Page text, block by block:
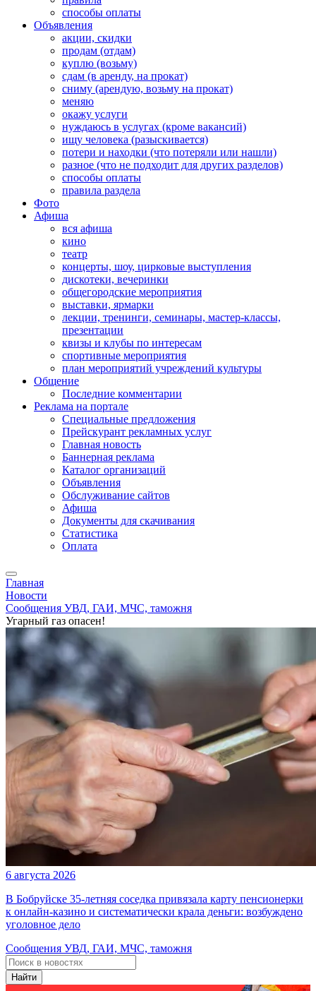
способы оплаты
Объявления
акции, скидки
продам (отдам)
куплю (возьму)
сдам (в аренду, на прокат)
сниму (арендую, возьму на прокат)
меняю
окажу услуги
нуждаюсь в услугах (кроме вакансий)
ищу человека (разыскивается)
потери и находки (что потеряли или нашли)
разное (что не подходит для других разделов)
способы оплаты
правила раздела
Фото
Афиша
вся афиша
кино
театр
концерты, шоу, цирковые выступления
дискотеки, вечеринки
общегородские мероприятия
выставки, ярмарки
лекции, тренинги, семинары, мастер-классы,
презентации
квизы и клубы по интересам
спортивные мероприятия
план мероприятий учреждений культуры
Общение
Последние комментарии
Реклама на портале
Специальные предложения
Прейскурант рекламных услуг
Главная новость
Баннерная реклама
Каталог организаций
Объявления
Обслуживание сайтов
Афиша
Документы для скачивания
Статистика
Оплата
Главная
Новости
Сообщения УВД, ГАИ, МЧС, таможня
Угарный газ опасен!
6 августа 2026
В Бобруйске 35-летняя соседка привязала карту пенсионерки
к онлайн-казино и систематически крала деньги: возбуждено
уголовное дело
Сообщения УВД, ГАИ, МЧС, таможня
Найти